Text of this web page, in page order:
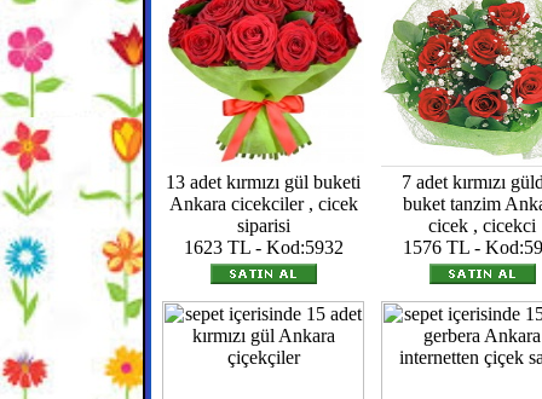
13 adet kırmızı gül buketi
Ankara cicekciler , cicek
siparisi
1623 TL - Kod:5932
7 adet kırmızı
buket tanzim
cicek , cicekci
1576 TL -